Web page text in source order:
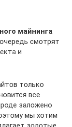
майнинга
смотрят
и
только
все
заложено
мы хотим